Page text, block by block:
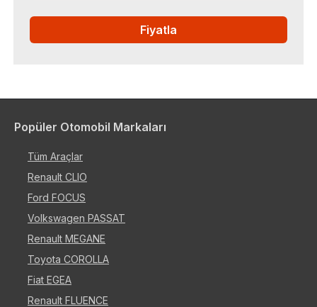
Fiyatla
Popüler Otomobil Markaları
Tüm Araçlar
Renault CLIO
Ford FOCUS
Volkswagen PASSAT
Renault MEGANE
Toyota COROLLA
Fiat EGEA
Renault FLUENCE